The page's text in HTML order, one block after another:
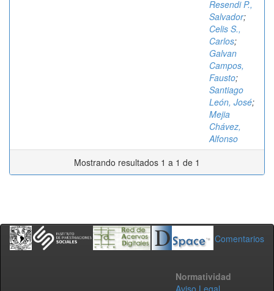
Resendi P.,
Salvador;
Celis S.,
Carlos;
Galvan
Campos,
Fausto;
Santiago
León, José;
Mejia
Chávez,
Alfonso
Mostrando resultados 1 a 1 de 1
Comentarios
Normatividad
Aviso Legal